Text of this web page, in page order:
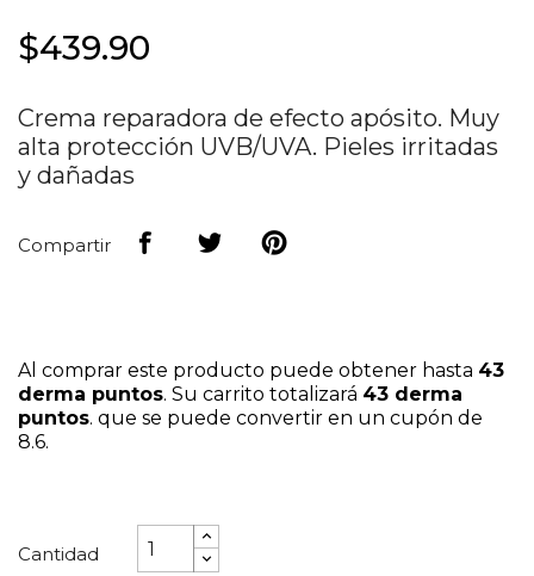
$439.90
Crema reparadora de efecto apósito. Muy
alta protección UVB/UVA. Pieles irritadas
y dañadas
Compartir
Al comprar este producto puede obtener hasta 43
derma puntos. Su carrito totalizará 43 derma
puntos. que se puede convertir en un cupón de
8.6.
Cantidad